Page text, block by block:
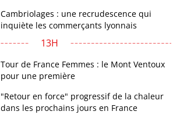
Cambriolages : une recrudescence qui
inquiète les commerçants lyonnais
13H
Tour de France Femmes : le Mont Ventoux
pour une première
"Retour en force" progressif de la chaleur
dans les prochains jours en France